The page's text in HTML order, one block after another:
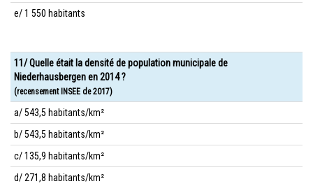
e/ 1 550 habitants
11/ Quelle était la densité de population municipale de
Niederhausbergen en 2014 ?
(recensement INSEE de 2017)
a/ 543,5 habitants/km²
b/ 543,5 habitants/km²
c/ 135,9 habitants/km²
d/ 271,8 habitants/km²